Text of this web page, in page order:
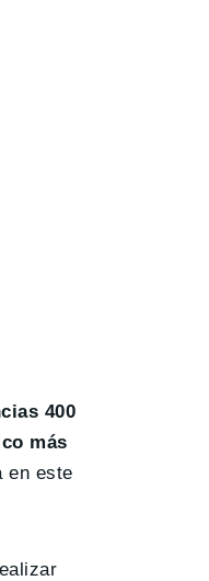
400
más
en este